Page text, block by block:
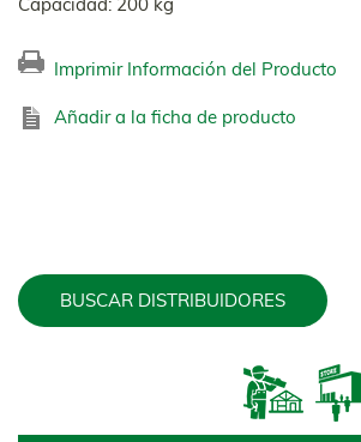
Imprimir Información del Producto
Añadir a la ficha de producto
BUSCAR DISTRIBUIDORES